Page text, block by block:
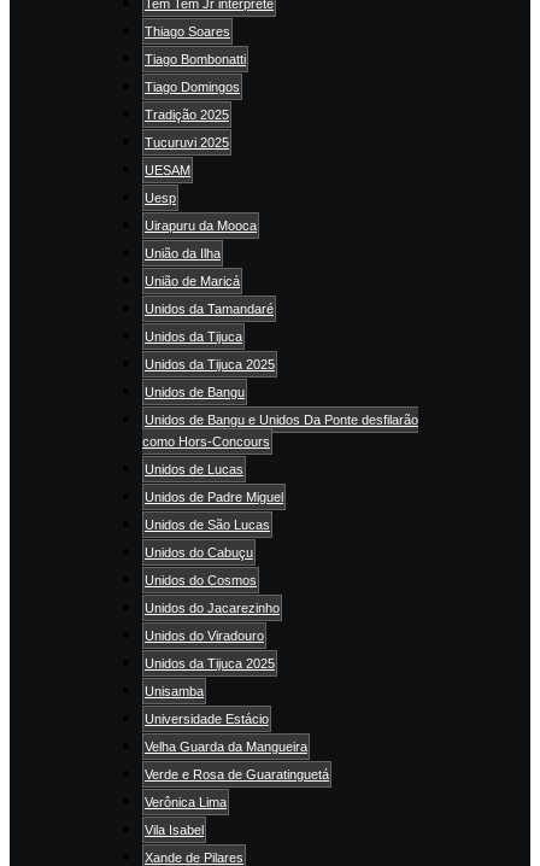
Tem Tem Jr intérprete
Thiago Soares
Tiago Bombonatti
Tiago Domingos
Tradição 2025
Tucuruvi 2025
UESAM
Uesp
Uirapuru da Mooca
União da Ilha
União de Maricá
Unidos da Tamandaré
Unidos da Tijuca
Unidos da Tijuca 2025
Unidos de Bangu
Unidos de Bangu e Unidos Da Ponte desfilarão
como Hors-Concours
Unidos de Lucas
Unidos de Padre Miguel
Unidos de São Lucas
Unidos do Cabuçu
Unidos do Cosmos
Unidos do Jacarezinho
Unidos do Viradouro
Unidos da Tijuca 2025
Unisamba
Universidade Estácio
Velha Guarda da Mangueira
Verde e Rosa de Guaratinguetá
Verônica Lima
Vila Isabel
Xande de Pilares